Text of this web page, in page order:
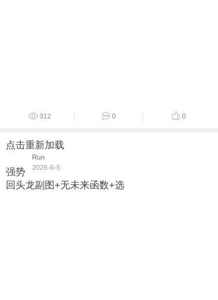
312 0 0
点击重新加载
Run
2026-6-5
强势
回头龙副图+无未来函数+选